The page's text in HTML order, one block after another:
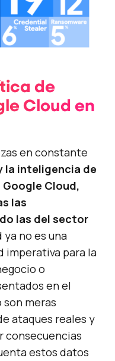
de
Cloud en
en constante
la inteligencia de
Cloud,
las
las del sector
no es una
imperativa para la
o
en el
meras
ataques reales y
consecuencias
estos datos